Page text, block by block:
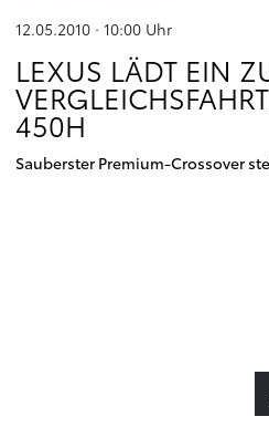
12.05.2010 · 10:00 Uhr
LEXUS LÄDT EIN
450H
Sauberster Premium-Crossover